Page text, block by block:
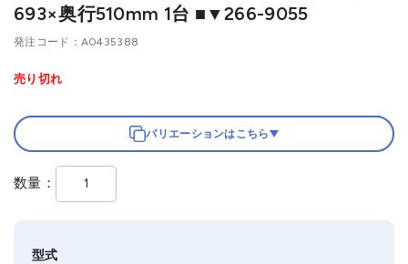
693×奥行510mm 1台 ■▼266-9055
発注コード A0435388
売り切れ
バリエーションはこちら
数量
型式